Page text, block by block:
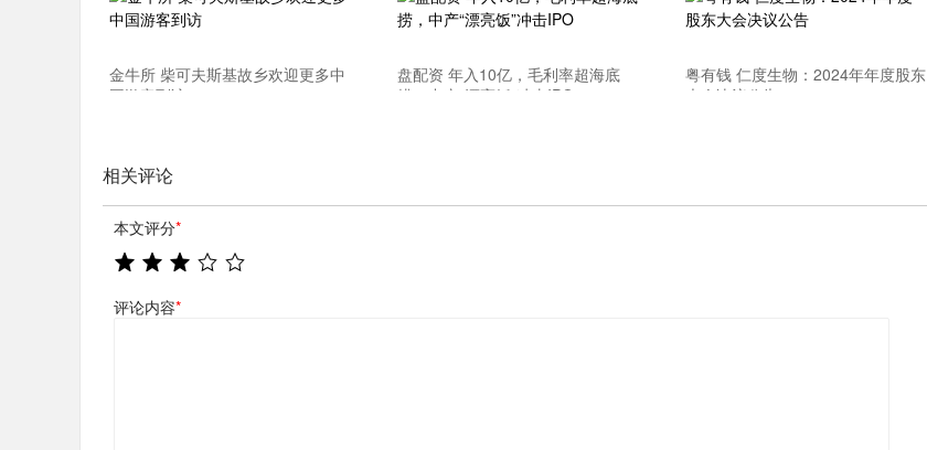
金牛所 柴可夫斯基故乡欢迎更多中
国游客到访
盘配资 年入10亿，毛利率超海底
捞，中产“漂亮饭”冲击IPO
粤有钱 仁度生物：2024年年度股东
大会决议公告
相关评论
本文评分*
评论内容*